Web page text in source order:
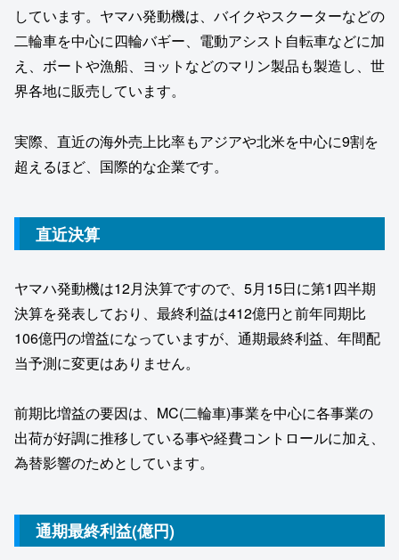
しています。ヤマハ発動機は、バイクやスクーターなどの
二輪車を中心に四輪バギー、電動アシスト自転車などに加
え、ボートや漁船、ヨットなどのマリン製品も製造し、世
界各地に販売しています。
実際、直近の海外売上比率もアジアや北米を中心に9割を
超えるほど、国際的な企業です。
直近決算
ヤマハ発動機は12月決算ですので、5月15日に第1四半期
決算を発表しており、最終利益は412億円と前年同期比
106億円の増益になっていますが、通期最終利益、年間配
当予測に変更はありません。
前期比増益の要因は、MC(二輪車)事業を中心に各事業の
出荷が好調に推移している事や経費コントロールに加え、
為替影響のためとしています。
通期最終利益(億円)